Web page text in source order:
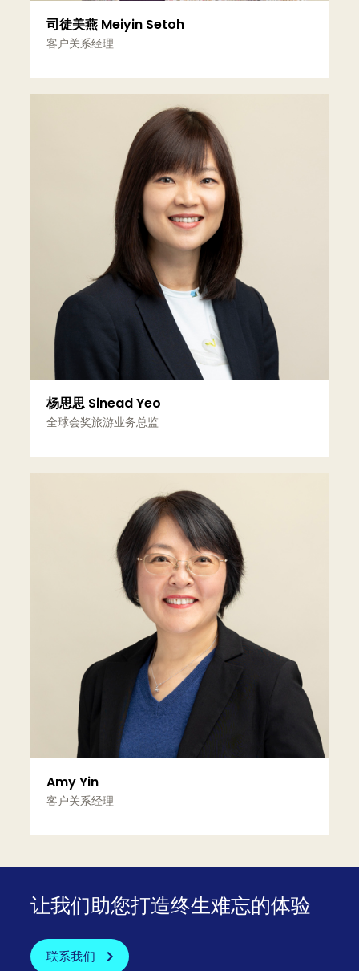
司徒美燕 Meiyin Setoh
客户关系经理
更多信息
杨思思 Sinead Yeo
全球会奖旅游业务总监
更多信息
Amy Yin
客户关系经理
更多信息
让我们助您打造终生难忘的体验
联系我们